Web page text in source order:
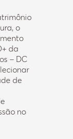
o
da
– DC
de
no